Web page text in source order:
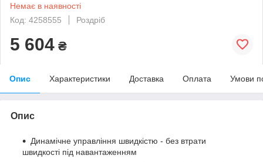
Немає в наявності
Код: 4258555
Роздріб
5 604 ₴
Опис Характеристики Доставка Оплата Умови
Опис
Динамічне управління швидкістю - без втрати
швидкості під навантаженням